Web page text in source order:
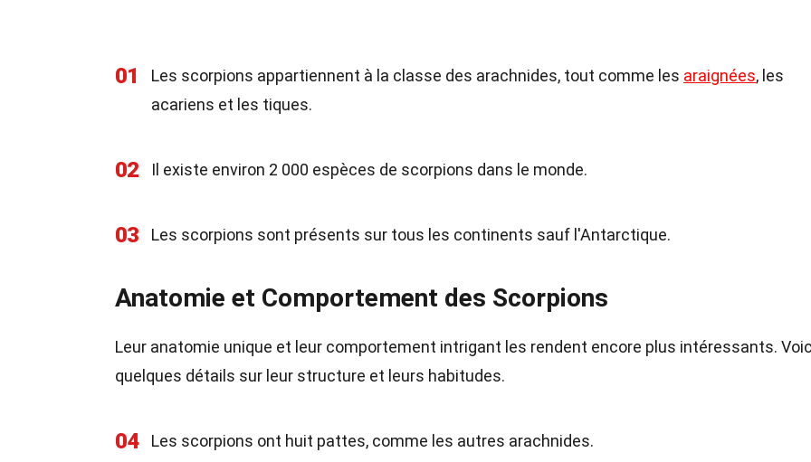
01 Les scorpions appartiennent à la classe des arachnides, tout comme les araignées, les
acariens et les tiques.
02 Il existe environ 2 000 espèces de scorpions dans le monde.
03 Les scorpions sont présents sur tous les continents sauf l'Antarctique.
Anatomie et Comportement des Scorpions
Leur anatomie unique et leur comportement intrigant les rendent encore plus intéressants.
quelques détails sur leur structure et leurs habitudes.
04 Les scorpions ont huit pattes, comme les autres arachnides.